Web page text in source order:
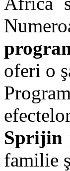
oferi o
Sprijin
familie